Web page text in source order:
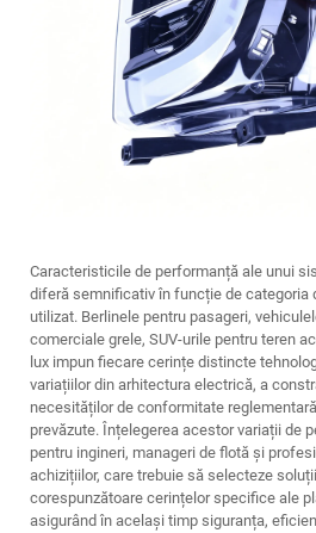
Caracteristicile de performanță ale unui
diferă semnificativ în funcție de categoria
utilizat. Berlinele pentru pasageri,
comerciale grele, SUV-urile pentru teren
lux impun fiecare cerințe distincte
variațiilor din arhitectura electrică, a
necesităților de conformitate
prevăzute. Înțelegerea acestor variații de
pentru ingineri, manageri de flotă și
achizițiilor, care trebuie să selecteze
corespunzătoare cerințelor specifice ale
asigurând în același timp siguranța,